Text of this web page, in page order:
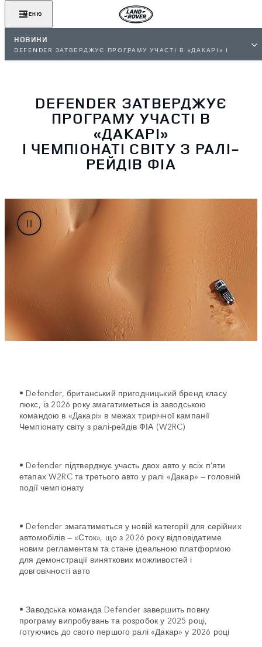
МЕНЮ
НОВИНИ
DEFENDER ЗАТВЕРДЖУЄ ПРОГРАМУ УЧАСТІ В «ДАКАРІ» І
DEFENDER ЗАТВЕРДЖУЄ
ПРОГРАМУ УЧАСТІ В
«ДАКАРІ»
І ЧЕМПІОНАТІ СВІТУ З РАЛІ-
РЕЙДІВ ФІА
• Defender, британський пригодницький бренд класу
люкс, із 2026 року змагатиметься із заводською
командою в «Дакарі» в межах трирічної кампанії
Чемпіонату світу з ралі-рейдів ФІА (W2RC)
• Defender підтверджує участь двох авто у всіх п’яти
етапах W2RC та третього авто у ралі «Дакар» — головній
події чемпіонату
• Defender змагатиметься у новій категорії для серійних
автомобілів — «Сток», що з 2026 року відповідатиме
новим регламентам та стане ідеальною платформою
для демонстрації виняткових можливостей і
довговічності авто
• Заводська команда Defender завершить повну
програму випробувань та розробок у 2025 році,
готуючись до свого першого ралі «Дакар» у 2026 році